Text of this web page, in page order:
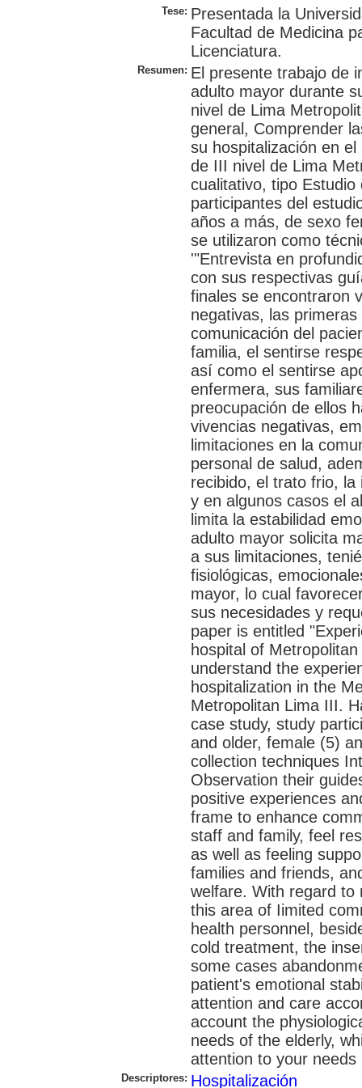
Tese: Presentada la
Facultad de Medicina
Licenciatura.
Resumen: El presente trabajo de
adulto mayor durante
nivel de Lima
general, Comprender
su hospitalización en
de III nivel de Lima
cualitativo, tipo
participantes del
años a más, de sexo
se utilizaron como
'"Entrevista en
con sus respectivas
finales se encontraron
negativas, las
comunicación del
familia, el sentirse
así como el sentirse
enfermera, sus
preocupación de ellos
vivencias negativas,
limitaciones en la
personal de salud,
recibido, el trato frio, la
y en algunos casos el
limita la estabilidad
adulto mayor solicita
a sus limitaciones,
fisiológicas,
mayor, lo cual
sus necesidades y
paper is entitled
hospital of
understand the
hospitalization in the
Metropolitan Lima III.
case study, study
and older, female (5)
collection techniques
Observation their
positive experiences
frame to enhance
staff and family, feel
as well as feeling
families and friends,
welfare. With regard to
this area of Iimited
health personnel,
cold treatment, the
some cases
patient's emotional
attention and care
account the
needs of the elderly,
attention to your
Descriptores: Hospitalización